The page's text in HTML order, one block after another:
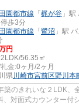
園都市線 「 梶が谷 」
停歩3分
園都市線 「 鷺沼 」駅
円
2LDK/56.35㎡
金:0ヶ月/2ヶ月
県川崎市宮前区野川本
築のきれいな２LDK、
、対面式カウンター付